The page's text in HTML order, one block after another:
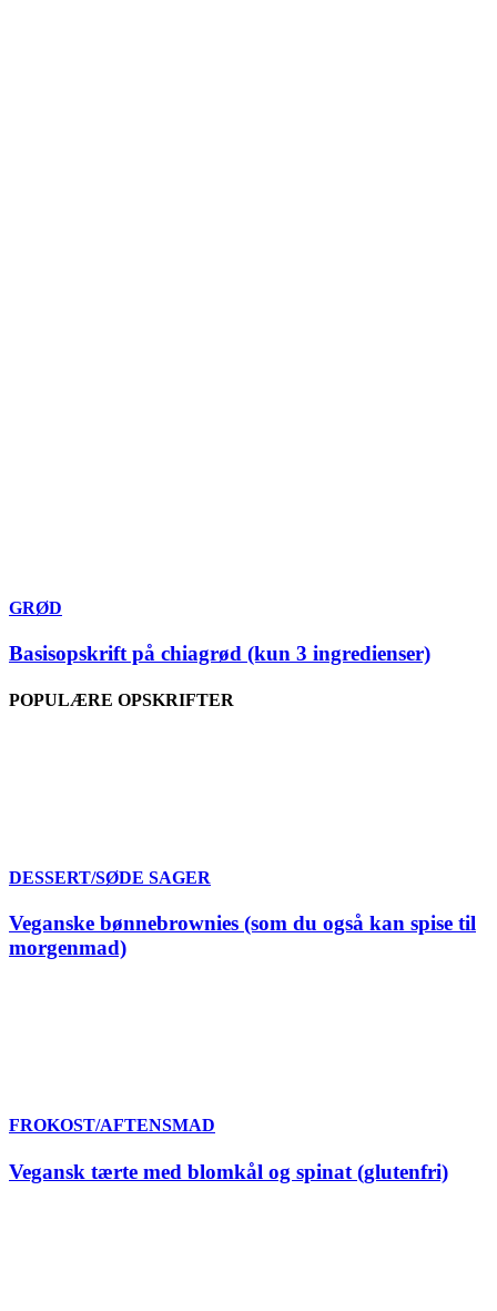
GRØD
Basisopskrift på chiagrød (kun 3 ingredienser)
POPULÆRE OPSKRIFTER
DESSERT/SØDE SAGER
Veganske bønnebrownies (som du også kan spise til
morgenmad)
FROKOST/AFTENSMAD
Vegansk tærte med blomkål og spinat (glutenfri)